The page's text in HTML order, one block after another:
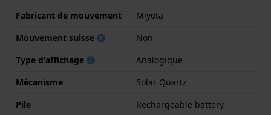
Fabricant de mouvement
Miyota
Mouvement suisse
Non
Type d'affichage
Analogique
Mécanisme
Solar Quartz
Pile
Rechargeable battery